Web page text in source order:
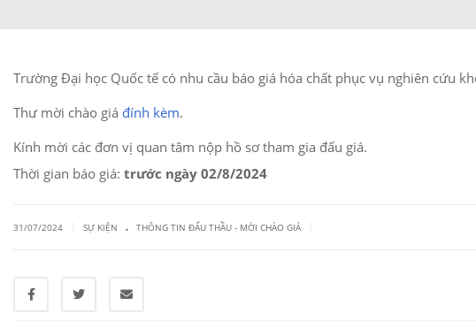
Trường Đại học Quốc tế có nhu cầu báo giá hóa chất phục vụ nghiên cứu
Thư mời chào giá đính kèm.
Kính mời các đơn vị quan tâm nộp hồ sơ tham gia đấu giá.
Thời gian báo giá: trước ngày 02/8/2024
31/07/2024 SỰ KIỆN . THÔNG TIN ĐẤU THẦU - MỜI CHÀO GIÁ